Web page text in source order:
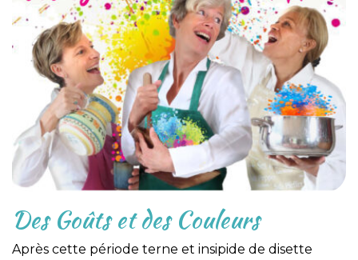
Des Goûts et des Couleurs
Après cette période terne et insipide de disette